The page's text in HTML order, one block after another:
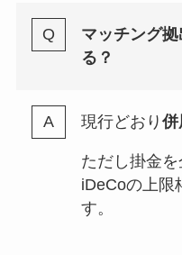
マッチング
る？
現行どおり 併
ただし掛金を
iDeCoの上限
す。